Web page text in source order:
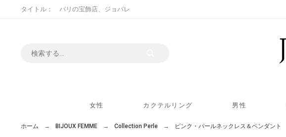
タイトル： パリの宝飾店、ジョバレ
女性 カクテルリング 男性
ホーム BIJOUX FEMME Collection Perle ピンク・パールネックレス＆ペンダント